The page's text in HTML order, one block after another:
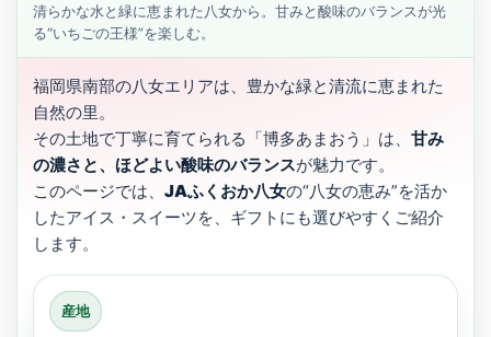
清らかな水と緑に恵まれた八女から。甘みと酸味のバランスが光
る“いちごの王様”を楽しむ。
福岡県南部の八女エリアは、豊かな緑と清流に恵まれた
自然の里。
その土地で丁寧に育てられる「博多あまおう」は、 甘み
の濃さと、ほどよい酸味のバランスが魅力です。
このページでは、 JAふくおか八女の“八女の恵み”を活か
したアイス・スイーツを、ギフトにも選びやすくご紹介
します。
産地